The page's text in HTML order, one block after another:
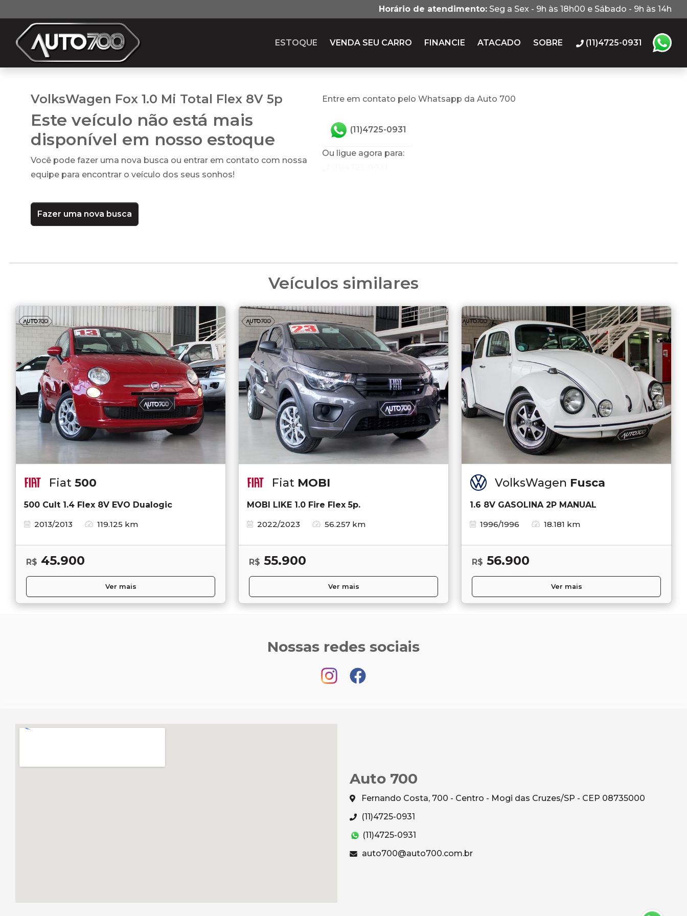
Horário de atendimento: Seg a Sex - 9h às 18h00 e Sábado - 9h às 14h
ESTOQUE VENDA SEU CARRO FINANCIE ATACADO SOBRE (11)4725-0931
VolksWagen Fox 1.0 Mi Total Flex 8V 5p
Este veículo não está mais
disponível em nosso estoque
Você pode fazer uma nova busca ou entrar em contato com nossa
equipe para encontrar o veículo dos seus sonhos!
Fazer uma nova busca
Entre em contato pelo Whatsapp da Auto 700
(11)4725-0931
Ou ligue agora para:
Veículos similares
Fiat 500
500 Cult 1.4 Flex 8V EVO Dualogic
2013/2013
119.125 km
R$ 45.900
Ver mais
Fiat MOBI
MOBI LIKE 1.0 Fire Flex 5p.
2022/2023
56.257 km
R$ 55.900
Ver mais
VolksWagen Fusca
1.6 8V GASOLINA 2P MANUAL
1996/1996
18.181 km
R$ 56.900
Ver mais
Nossas redes sociais
Auto 700
Fernando Costa, 700 - Centro - Mogi das Cruzes/SP - CEP 08735000
(11)4725-0931
(11)4725-0931
auto700@auto700.com.br